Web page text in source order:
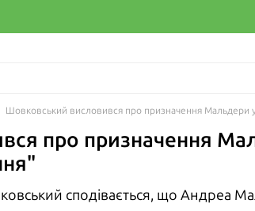
Шовковський висловився про призначення Мальдери у
про призначення
сподівається, що Андреа